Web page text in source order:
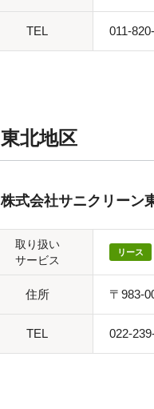
TEL 011-
東北地区
株式会社サニクリーン
取り扱い
サービス
リース
住所 〒983-
TEL 022-